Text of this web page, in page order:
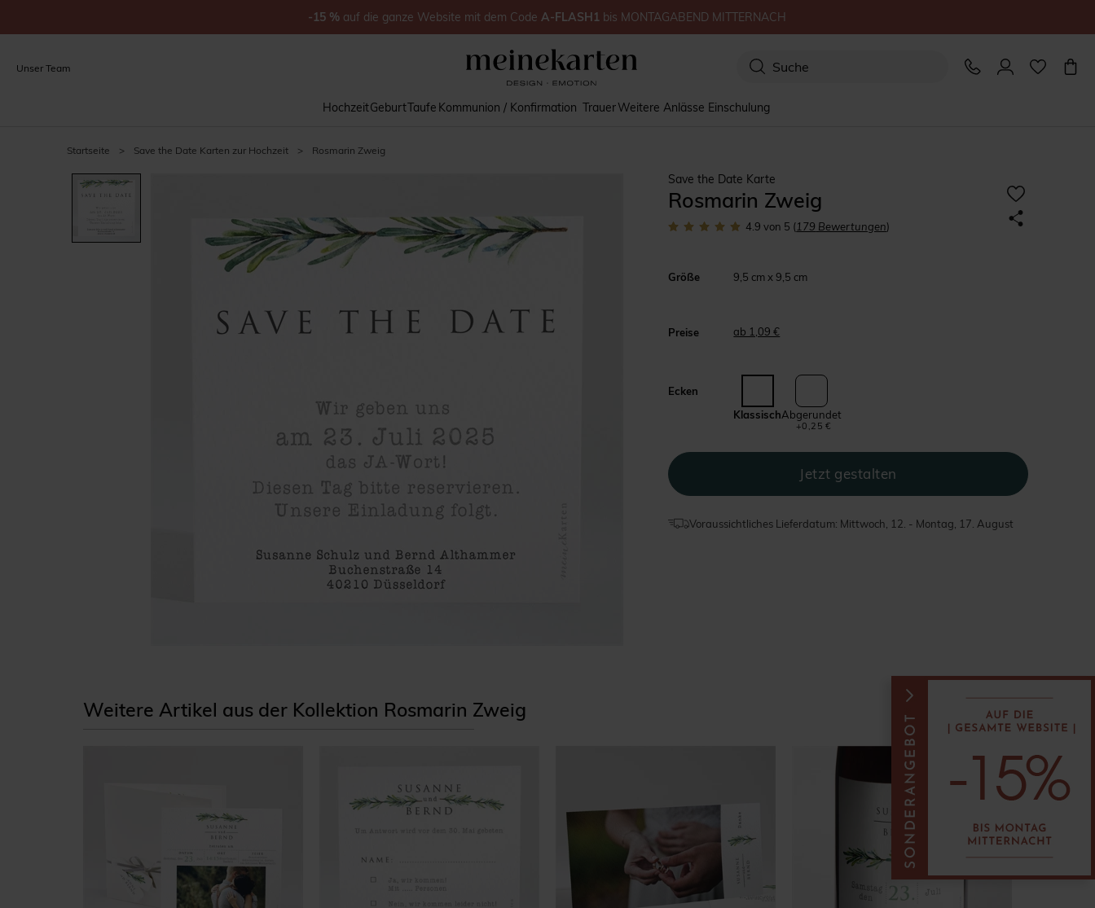
Unser Team
HochzeitGeburtTaufe Kommunion / Konfirmation TrauerWeitere Anlässe Einschulung
Startseite > Save the Date Karten zur Hochzeit > Rosmarin Zweig
Save the Date Karte
Rosmarin Zweig
4.9 von 5 (179 Bewertungen)
Größe 9,5 cm x 9,5 cm
Preise ab 1,09 €
Ecken
KlassischAbgerundet
+0,25 €
Voraussichtliches Lieferdatum: Mittwoch, 12. - Montag, 17. August
Weitere Artikel aus der Kollektion Rosmarin Zweig
-15 % auf die ganze Website mit dem Code A-FLASH1 bis MONTAGABEND MITTERNACH